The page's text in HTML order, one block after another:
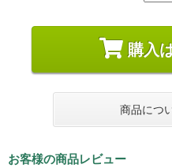
購入
商品につ
お客様の商品レビュー